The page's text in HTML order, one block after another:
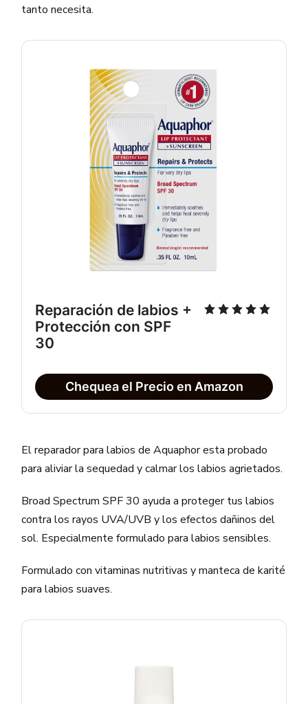
tanto necesita.
Reparación de labios +
Protección con SPF
30
Chequea el Precio en Amazon
El reparador para labios de Aquaphor esta probado
para aliviar la sequedad y calmar los labios agrietados.
Broad Spectrum SPF 30 ayuda a proteger tus labios
contra los rayos UVA/UVB y los efectos dañinos del
sol. Especialmente formulado para labios sensibles.
Formulado con vitaminas nutritivas y manteca de karité
para labios suaves.